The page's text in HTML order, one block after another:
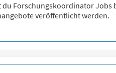
du ForschungskoordinatorJobs
veröffentlicht werden.